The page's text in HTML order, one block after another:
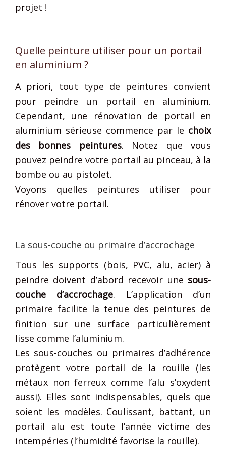
projet !
Quelle peinture utiliser pour un portail
en aluminium ?
A priori, tout type de peintures convient
pour peindre un portail en aluminium.
Cependant, une rénovation de portail en
aluminium sérieuse commence par le choix
des bonnes peintures. Notez que vous
pouvez peindre votre portail au pinceau, à la
bombe ou au pistolet.
Voyons quelles peintures utiliser pour
rénover votre portail.
La sous-couche ou primaire d’accrochage
Tous les supports (bois, PVC, alu, acier) à
peindre doivent d’abord recevoir une sous-
couche d’accrochage. L’application d’un
primaire facilite la tenue des peintures de
finition sur une surface particulièrement
lisse comme l’aluminium.
Les sous-couches ou primaires d’adhérence
protègent votre portail de la rouille (les
métaux non ferreux comme l’alu s’oxydent
aussi). Elles sont indispensables, quels que
soient les modèles. Coulissant, battant, un
portail alu est toute l’année victime des
intempéries (l’humidité favorise la rouille).